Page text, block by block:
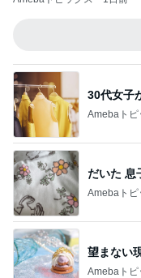
30代女子
Amebaトピ
だいた 息
Amebaトピ
望まない
Amebaトピ